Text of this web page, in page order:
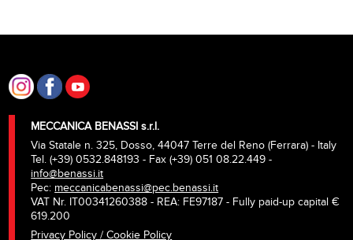
MECCANICA BENASSI s.r.l.
Via Statale n. 325, Dosso, 44047 Terre del Reno (Ferrara) - Italy
Tel. (+39) 0532.848193 - Fax (+39) 051 08.22.449 -
info@benassi.it
Pec: meccanicabenassi@pec.benassi.it
VAT Nr. IT00341260388 - REA: FE97187 - Fully paid-up capital €
619.200
Privacy Policy / Cookie Policy